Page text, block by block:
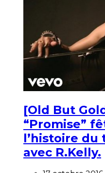
[Old But
“Promise”
l’histoire
avec R.Kelly.